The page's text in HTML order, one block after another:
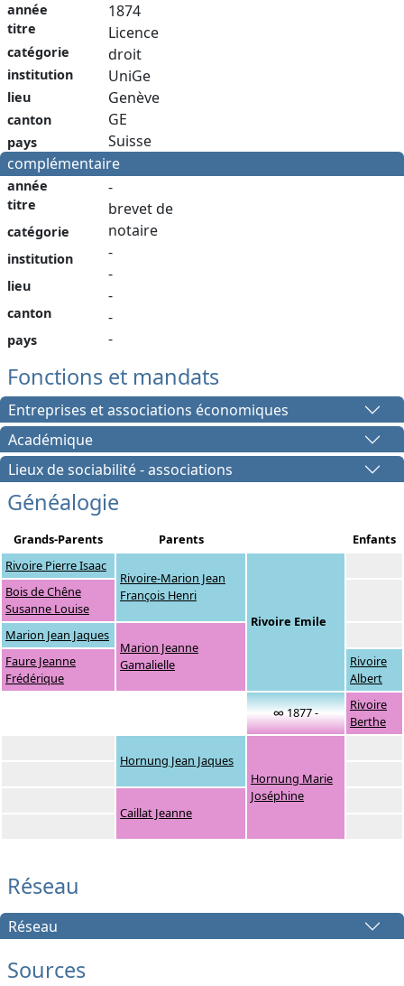
année
titre
catégorie
institution
lieu
canton
pays
1874
Licence
droit
UniGe
Genève
GE
Suisse
complémentaire
année
titre
catégorie
institution
lieu
canton
pays
-
brevet de
notaire
-
-
-
-
-
Fonctions et mandats
Entreprises et associations économiques
Académique
Lieux de sociabilité - associations
Généalogie
Grands-Parents Parents
Enfants
Rivoire Pierre Isaac
Rivoire-Marion Jean
François Henri
Rivoire Emile
Bois de Chêne
Susanne Louise
Marion Jean Jaques
Marion Jeanne
Gamalielle
Faure Jeanne
Frédérique
Rivoire
Albert
∞ 1877 -
Rivoire
Berthe
Hornung Jean Jaques
Hornung Marie
Joséphine
Caillat Jeanne
Réseau
Réseau
Sources